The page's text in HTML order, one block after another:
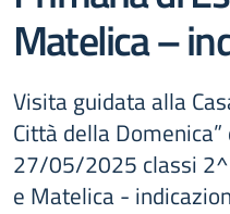
Matelica –
Visita guidata alla
Città della
27/05/2025 classi
e Matelica -